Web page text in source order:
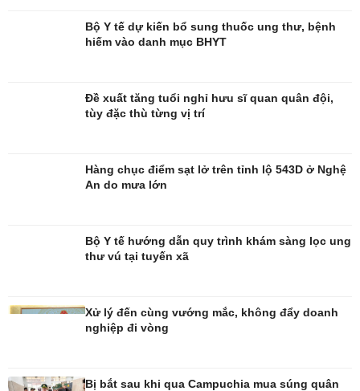
Nghệ sĩ
Tư vấn
Săn Tour
Bộ Y tế dự kiến bổ sung thuốc ung thư, bệnh
hiếm vào danh mục BHYT
Đề xuất tăng tuổi nghỉ hưu sĩ quan quân đội,
tùy đặc thù từng vị trí
Hàng chục điểm sạt lở trên tỉnh lộ 543D ở Nghệ
An do mưa lớn
Bộ Y tế hướng dẫn quy trình khám sàng lọc ung
thư vú tại tuyến xã
Xử lý đến cùng vướng mắc, không đẩy doanh
nghiệp đi vòng
Bị bắt sau khi qua Campuchia mua súng quân